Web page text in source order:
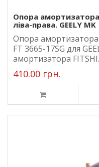
Опора амортизатора
ліва-права. GEELY MK
Опора амортизатора
FT 3665-17SG для
амортизатора
410.00 грн.